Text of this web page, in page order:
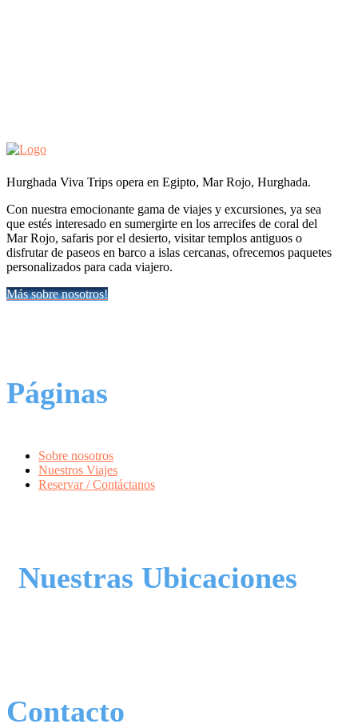
Hurghada Viva Trips opera en Egipto, Mar Rojo, Hurghada.
Con nuestra emocionante gama de viajes y excursiones, ya sea
que estés interesado en sumergirte en los arrecifes de coral del
Mar Rojo, safaris por el desierto, visitar templos antiguos o
disfrutar de paseos en barco a islas cercanas, ofrecemos paquetes
personalizados para cada viajero.
Más sobre nosotros!
Páginas
Sobre nosotros
Nuestros Viajes
Reservar / Contáctanos
Nuestras Ubicaciones
Contacto